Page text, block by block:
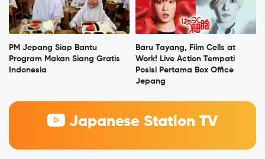
PM Jepang Siap Bantu
Program Makan Siang Gratis
Indonesia
Baru Tayang, Film Cells at
Work! Live Action Tempati
Posisi Pertama Box Office
Jepang
Japanese Station TV